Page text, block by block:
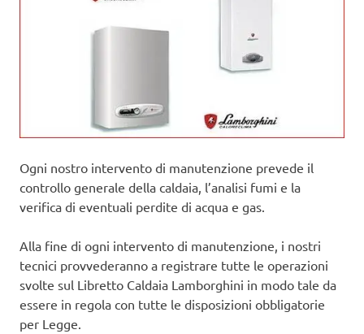
Ogni nostro intervento di manutenzione prevede il
controllo generale della caldaia, l’analisi fumi e la
verifica di eventuali perdite di acqua e gas.
Alla fine di ogni intervento di manutenzione, i nostri
tecnici provvederanno a registrare tutte le operazioni
svolte sul Libretto Caldaia Lamborghini in modo tale da
essere in regola con tutte le disposizioni obbligatorie
per Legge.